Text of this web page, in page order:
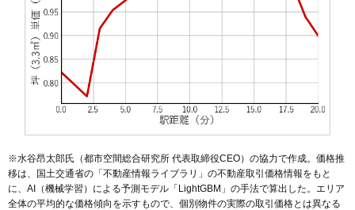
※水谷昂太郎氏（都市空間総合研究所 代表取締役CEO）の協力で作成。価格推
移は、国土交通省の「不動産情報ライブラリ 」の不動産取引価格情報をもと
に、AI（機械学習）による予測モデル「LightGBM」の手法で算出した。エリア
全体の平均的な価格傾向を示すもので、個別物件の実際の取引価格とは異なる